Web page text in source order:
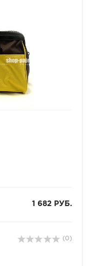
1 682 РУБ.
(0)